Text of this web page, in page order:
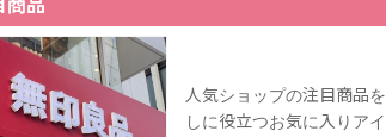
人気ショップの注目商品
しに役立つお気に入りア